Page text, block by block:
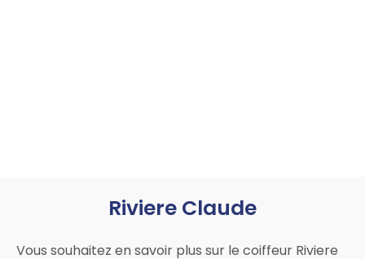
Riviere Claude
Vous souhaitez en savoir plus sur le coiffeur Riviere